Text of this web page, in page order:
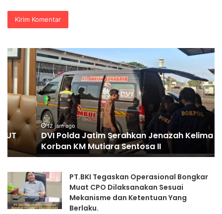
DVI
Polda
Serahkan
Jenazah
Kelima
Korban
KM
Mutiara
Sentosa
II
12 jam ago
DVI Polda Jatim Serahkan Jenazah Kelima
Korban KM Mutiara Sentosa II
PT.BKI Tegaskan Operasional Bongkar
Muat CPO Dilaksanakan Sesuai
Mekanisme dan Ketentuan Yang
Berlaku.